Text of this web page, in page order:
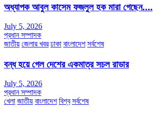
অধ্যাপক আবুল কাসেম ফজলুল হক মারা গেছেন….
July 5, 2026
প্রধান সম্পাদক
জাতীয় জেলার খবর ঢাকা বাংলাদেশ সর্বশেষ
বন্ধ হয়ে গেল দেশের একমাত্র সচল রাডার
July 5, 2026
প্রধান সম্পাদক
খেলা জাতীয় বাংলাদেশ বিশ্ব সর্বশেষ